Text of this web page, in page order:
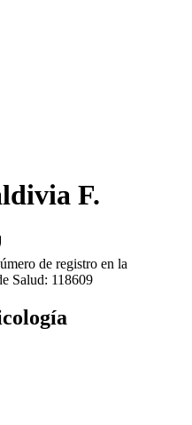
F.
de registro en la
Salud: 118609